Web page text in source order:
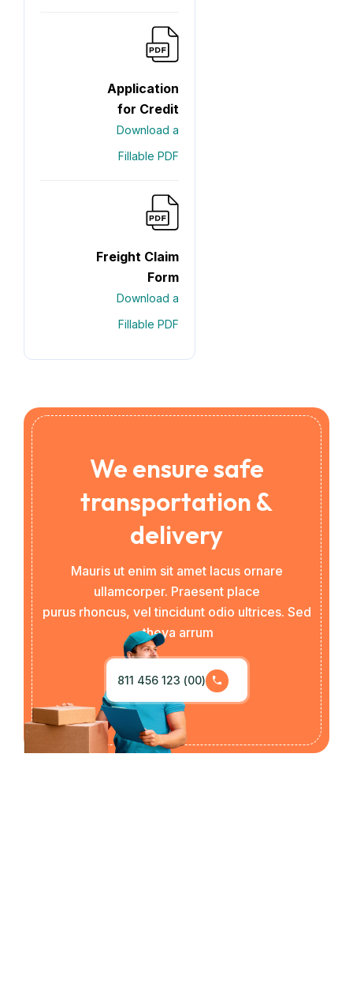
Application
for Credit
Download a
Fillable PDF
Freight Claim
Form
Download a
Fillable PDF
We ensure safe
transportation &
delivery
Mauris ut enim sit amet lacus ornare
ullamcorper. Praesent place
purus rhoncus, vel tincidunt odio ultrices. Sed
theya arrum.
(00) 123 456 811